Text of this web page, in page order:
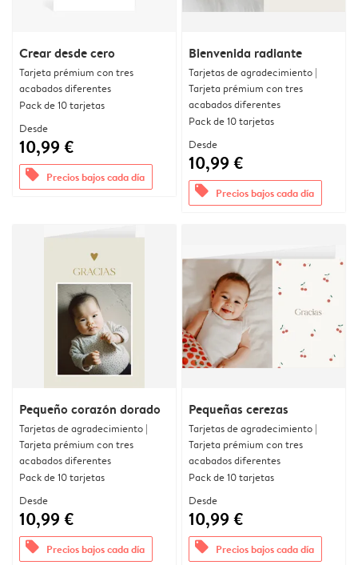
Crear desde cero
Tarjeta prémium con tres
acabados diferentes
Pack de 10 tarjetas
Desde
10,99 €
offers Precios bajos cada día
Bienvenida radiante
Tarjetas de agradecimiento |
Tarjeta prémium con tres
acabados diferentes
Pack de 10 tarjetas
Desde
10,99 €
offers Precios bajos cada día
Pequeño corazón dorado
Tarjetas de agradecimiento |
Tarjeta prémium con tres
acabados diferentes
Pack de 10 tarjetas
Desde
10,99 €
offers Precios bajos cada día
Pequeñas cerezas
Tarjetas de agradecimiento |
Tarjeta prémium con tres
acabados diferentes
Pack de 10 tarjetas
Desde
10,99 €
offers Precios bajos cada día